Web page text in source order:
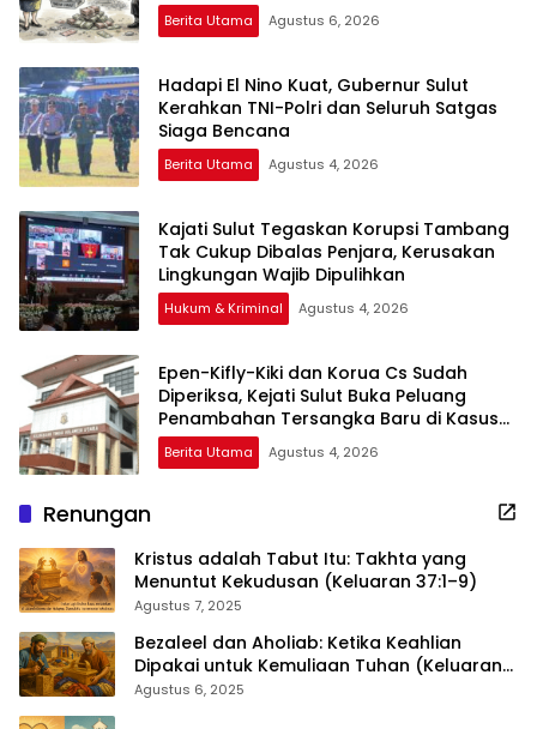
Berita Utama Agustus 6, 2026
Hadapi El Nino Kuat, Gubernur Sulut
Kerahkan TNI-Polri dan Seluruh Satgas
Siaga Bencana
Berita Utama Agustus 4, 2026
Kajati Sulut Tegaskan Korupsi Tambang
Tak Cukup Dibalas Penjara, Kerusakan
Lingkungan Wajib Dipulihkan
Hukum & Kriminal Agustus 4, 2026
Epen-Kifly-Kiki dan Korua Cs Sudah
Diperiksa, Kejati Sulut Buka Peluang
Penambahan Tersangka Baru di Kasus
PT HWR
Berita Utama Agustus 4, 2026
Renungan
Kristus adalah Tabut Itu: Takhta yang
Menuntut Kekudusan (Keluaran 37:1–9)
Agustus 7, 2025
Bezaleel dan Aholiab: Ketika Keahlian
Dipakai untuk Kemuliaan Tuhan (Keluaran
36:1–7)
Agustus 6, 2025